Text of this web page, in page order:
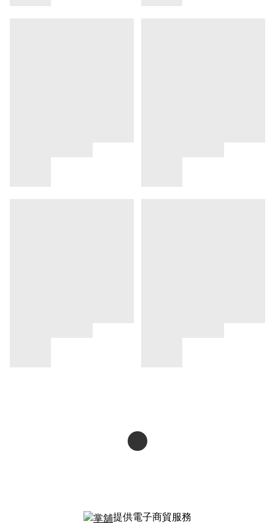
提供電子商貿服務